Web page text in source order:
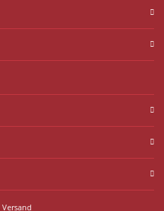
Versand